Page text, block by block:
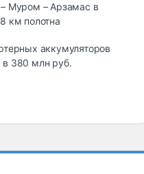
Муром – Арзамас в
км полотна
аккумуляторов
в 380 млн руб.